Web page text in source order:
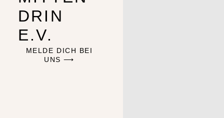
DRIN
E.V.
MELDE DICH BEI
UNS ⟶